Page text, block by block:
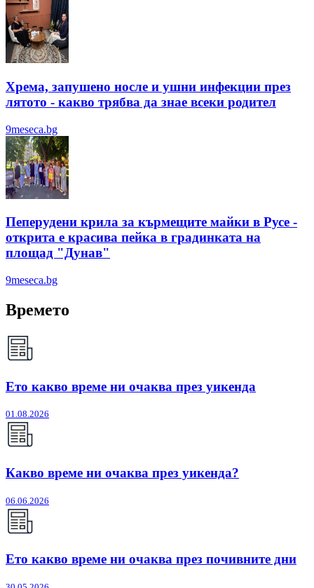
Хрема, запушено носле и ушни инфекции през
лятотo - какво трябва да знае всеки родител
9meseca.bg
Пеперудени крила за кърмещите майки в Русе -
открита е красива пейка в градинката на
площад "Дунав"
9meseca.bg
Времето
Ето какво време ни очаква през уикенда
01.08.2026
Какво време ни очаква през уикенда?
06.06.2026
Ето какво време ни очаква през почивните дни